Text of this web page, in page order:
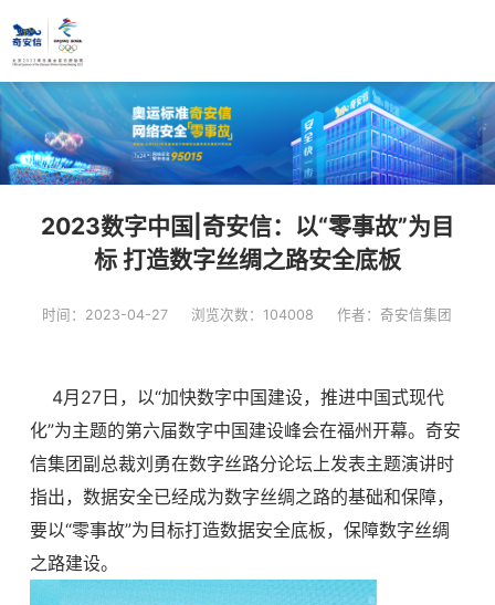
2023数字中国|奇安信：以“零事故”为目
标 打造数字丝绸之路安全底板
时间：2023-04-27 浏览次数：104008 作者：奇安信集团
4月27日，以“加快数字中国建设，推进中国式现代
化”为主题的第六届数字中国建设峰会在福州开幕。奇安
信集团副总裁刘勇在数字丝路分论坛上发表主题演讲时
指出，数据安全已经成为数字丝绸之路的基础和保障，
要以“零事故”为目标打造数据安全底板，保障数字丝绸
之路建设。